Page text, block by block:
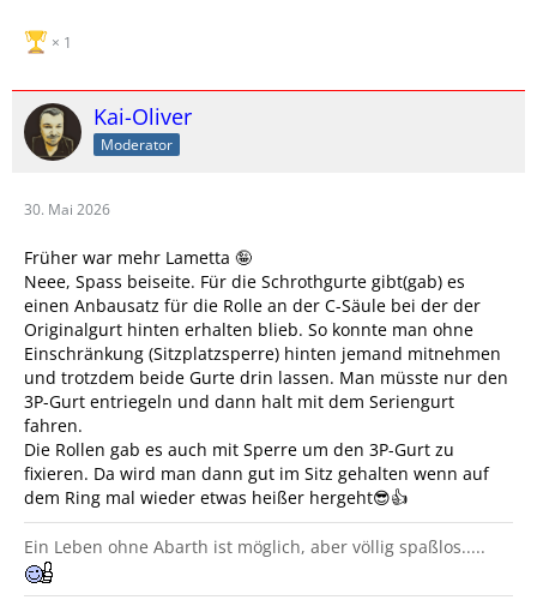
1
Kai-Oliver
Moderator
30. Mai 2026
Früher war mehr Lametta 🤪
Neee, Spass beiseite. Für die Schrothgurte gibt(gab) es
einen Anbausatz für die Rolle an der C-Säule bei der der
Originalgurt hinten erhalten blieb. So konnte man ohne
Einschränkung (Sitzplatzsperre) hinten jemand mitnehmen
und trotzdem beide Gurte drin lassen. Man müsste nur den
3P-Gurt entriegeln und dann halt mit dem Seriengurt
fahren.
Die Rollen gab es auch mit Sperre um den 3P-Gurt zu
fixieren. Da wird man dann gut im Sitz gehalten wenn auf
dem Ring mal wieder etwas heißer hergeht😎👍
Ein Leben ohne Abarth ist möglich, aber völlig spaßlos.....